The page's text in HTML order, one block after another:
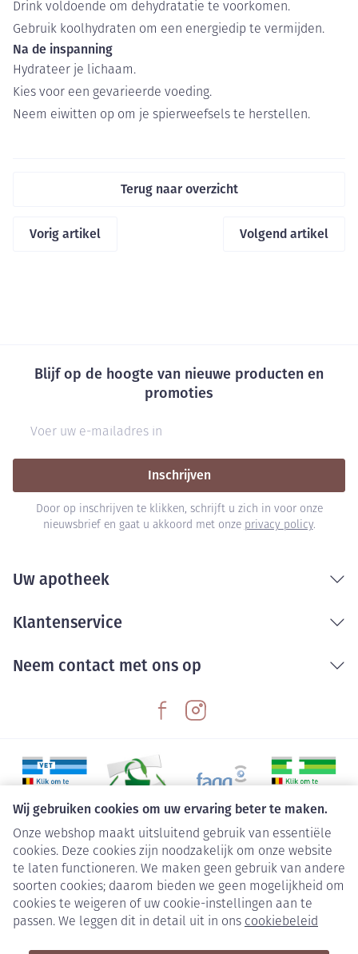
Wij gebruiken cookies om uw ervaring beter te maken.
Onze webshop maakt uitsluitend gebruik van essentiële
cookies. Deze cookies zijn noodzakelijk om onze website
te laten functioneren. We maken geen gebruik van andere
soorten cookies; daarom bieden we geen mogelijkheid om
cookies te weigeren of uw cookie-instellingen aan te
passen. We leggen dit in detail uit in ons cookiebeleid
Drink voldoende om dehydratatie te voorkomen.
Gebruik koolhydraten om een energiedip te vermijden.
Na de inspanning
Hydrateer je lichaam.
Kies voor een gevarieerde voeding.
Neem eiwitten op om je spierweefsels te herstellen.
Terug naar overzicht
Vorig artikel Volgend artikel
Blijf op de hoogte van nieuwe producten en
promoties
Inschrijven
Door op inschrijven te klikken, schrijft u zich in voor onze
nieuwsbrief en gaat u akkoord met onze privacy policy.
Uw apotheek
Klantenservice
Neem contact met ons op
Juridische links